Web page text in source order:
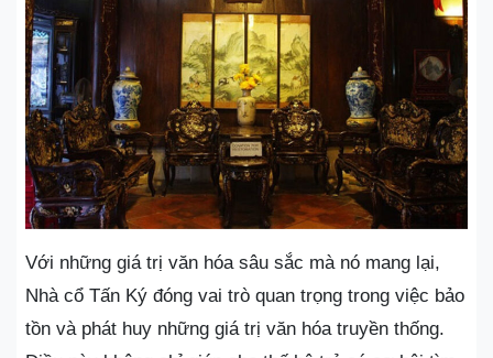
Với những giá trị văn hóa sâu sắc mà nó mang lại,
Nhà cổ Tấn Ký đóng vai trò quan trọng trong việc bảo
tồn và phát huy những giá trị văn hóa truyền thống.